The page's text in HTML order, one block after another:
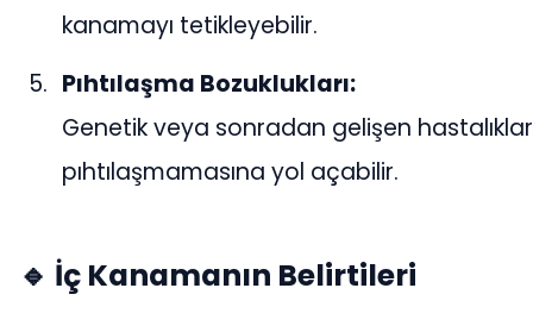
kanamayı tetikleyebilir.
Pıhtılaşma Bozuklukları:
Genetik veya sonradan gelişen
pıhtılaşmamasına yol açabilir.
🔹 İç Kanamanın Belirtileri